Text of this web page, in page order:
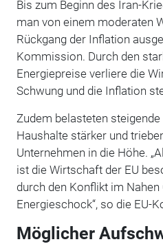
Bis zum Beginn des Iran-
man von einem moderaten
Rückgang der Inflation
Kommission. Durch den
Energiepreise verliere die
Schwung und die Inflation
Zudem belasteten
Haushalte stärker und
Unternehmen in die Höhe.
ist die Wirtschaft der EU
durch den Konflikt im
Energieschock“, so die EU-
Möglicher